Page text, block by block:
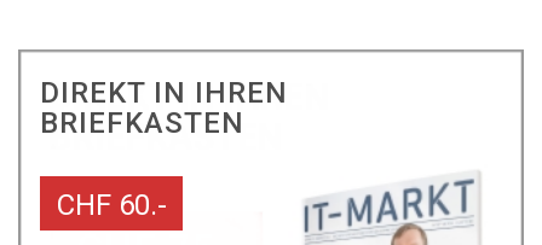
DIREKT IN IHREN
BRIEFKASTEN
CHF 60.-